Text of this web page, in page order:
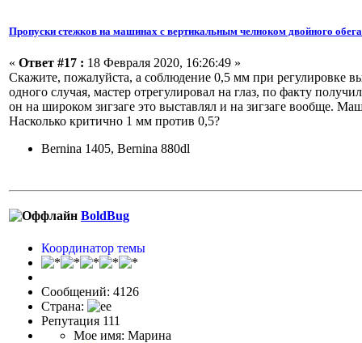
Пропуски стежков на машинах с вертикальным челноком двойного
« Ответ #17 : 18 Февраля 2020, 16:26:49 »
Скажите, пожалуйста, а соблюдение 0,5 мм при регулировке
одного случая, мастер отрегулировал на глаз, по факту
он на широком зигзаге это выставлял и на зигзаге вообще.
Насколько критично 1 мм против 0,5?
Bernina 1405, Bernina 880dl
BoldBug
Координатор темы
Сообщений: 4126
Страна:
Репутация 111
Мое имя: Марина